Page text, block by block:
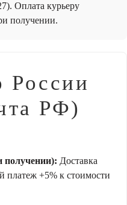
Оплата курьеру
получении.
России
РФ)
получении): Доставка
+5% к стоимости